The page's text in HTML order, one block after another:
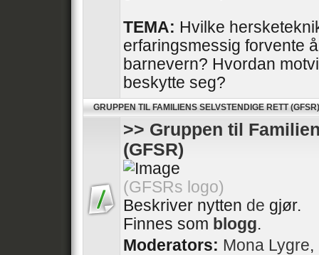
TEMA: Hvilke
erfaringsmessig forvente
barnevern? Hvordan
beskytte seg?
GRUPPEN TIL FAMILIENS SELVSTENDIGE RETT (GFSR)
>> Gruppen til
(GFSR)
(GFSRs logo)
Beskriver nytten de gjør.
Finnes som blogg.
Moderators: Mona Lygre,